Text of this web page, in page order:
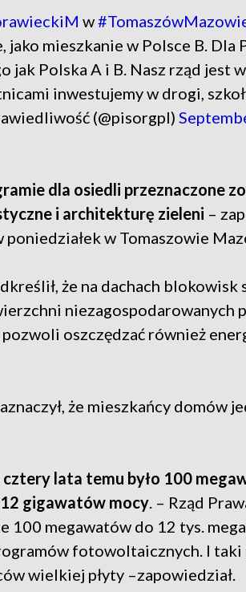
w
jako mieszkanie w Polsce B. Dla
jak Polska A i B. Nasz rząd jest
inwestujemy w drogi,
(@pisorgpl)
dla osiedli przeznaczone
i architekturę zieleni –
w Tomaszowie
że na dachach
niezagospodarowanych
oszczędzać również
że mieszkańcy domów
cztery lata temu było 100
gigawatów mocy. – Rząd
100 megawatów do 12 tys.
fotowoltaicznych. I
wielkiej płyty –zapowiedział.